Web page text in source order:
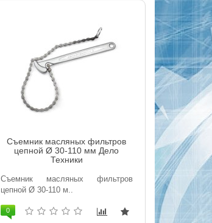
Съемник масляных фильтров
цепной Ø 30-110 мм Дело
Техники
Съемник масляных фильтров
цепной Ø 30-110 м..
0